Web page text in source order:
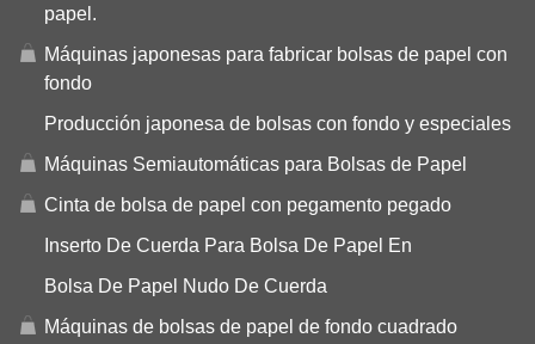
papel.
Máquinas japonesas para fabricar bolsas de papel con
fondo
Producción japonesa de bolsas con fondo y especiales
Máquinas Semiautomáticas para Bolsas de Papel
Cinta de bolsa de papel con pegamento pegado
Inserto De Cuerda Para Bolsa De Papel En
Bolsa De Papel Nudo De Cuerda
Máquinas de bolsas de papel de fondo cuadrado